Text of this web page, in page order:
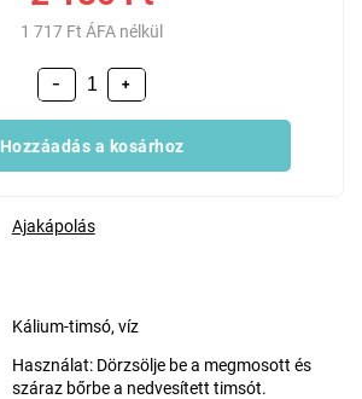
1 717 Ft ÁFA nélkül
+
−
Hozzáadás a kosárhoz
Ajakápolás
Kálium-timsó, víz
Használat: Dörzsölje be a megmosott és
száraz bőrbe a nedvesített timsót.